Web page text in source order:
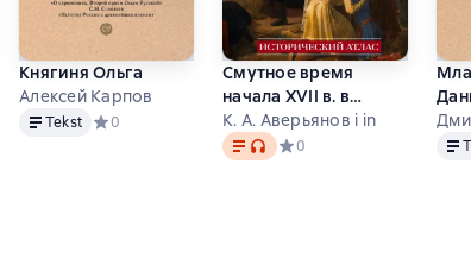
0 на основе 0 оценок
Княгиня Ольга
Алексей Карпов
TekstTekst Средний рейтинг 0 на основе 0 оценок
0
Смутное время
начала XVII в. в
России.
Исторический атлас
К. А. Аверьянов i in
Tekst, format audio dostępny
Средний рейтинг 0 на
0